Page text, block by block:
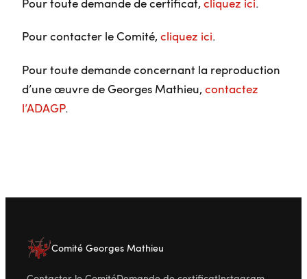
Pour contacter le Comité, cliquez ici.
Pour toute demande concernant la reproduction
d’une œuvre de Georges Mathieu, contactez
l’ADAGP.
Comité Georges Mathieu